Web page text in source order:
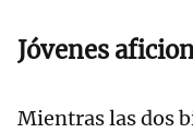
Jóvenes
Mientras las dos